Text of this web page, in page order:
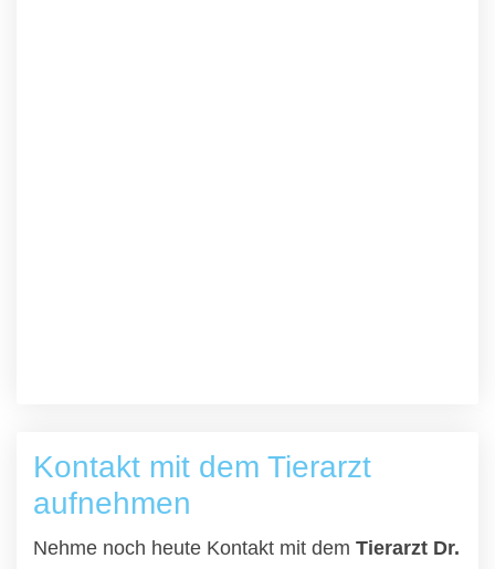
Kontakt mit dem Tierarzt
aufnehmen
Nehme noch heute Kontakt mit dem Tierarzt Dr.